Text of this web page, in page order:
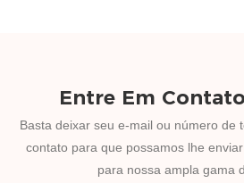
Entre Em
Basta deixar seu e-mail ou número de
contato para que possamos lhe
para nossa ampla gama